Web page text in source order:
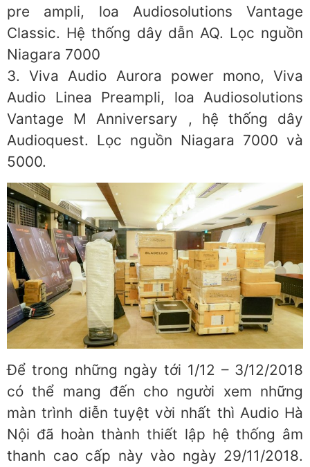
pre ampli, loa Audiosolutions Vantage
Classic. Hệ thống dây dẫn AQ. Lọc nguồn
Niagara 7000
3. Viva Audio Aurora power mono, Viva
Audio Linea Preampli, loa Audiosolutions
Vantage M Anniversary , hệ thống dây
Audioquest. Lọc nguồn Niagara 7000 và
5000.
Để trong những ngày tới 1/12 – 3/12/2018
có thể mang đến cho người xem những
màn trình diễn tuyệt vời nhất thì Audio Hà
Nội đã hoàn thành thiết lập hệ thống âm
thanh cao cấp này vào ngày 29/11/2018.